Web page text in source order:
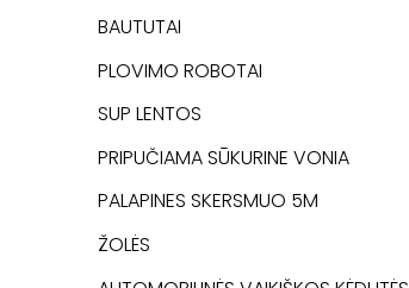
BAUTUTAI
PLOVIMO ROBOTAI
SUP LENTOS
PRIPUČIAMA SŪKURINE VONIA
PALAPINES SKERSMUO 5M
ŽOLĖS